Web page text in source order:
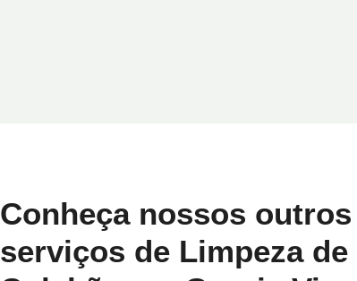
Conheça nossos outros
serviços de Limpeza de